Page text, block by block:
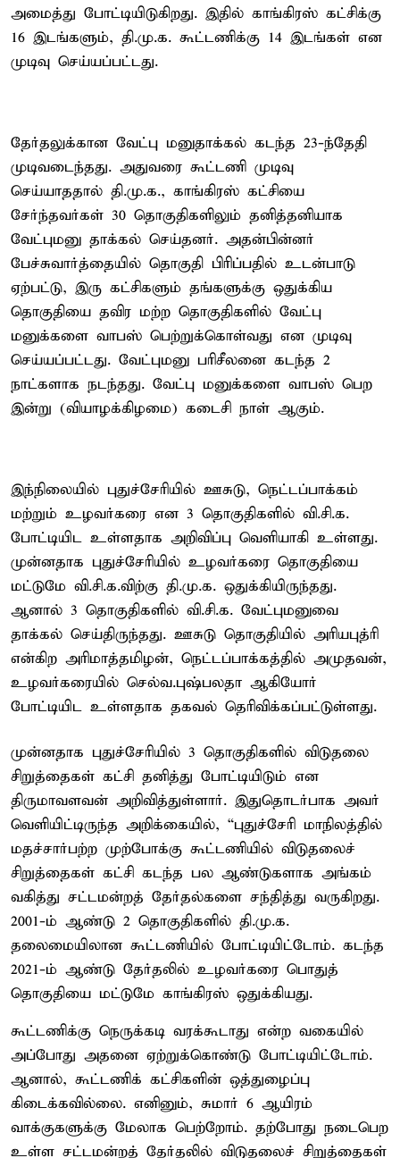
அமைத்து போட்டியிடுகிறது. இதில் காங்கிரஸ் கட்சிக்கு
16 இடங்களும், தி.மு.க. கூட்டணிக்கு 14 இடங்கள் என
முடிவு செய்யப்பட்டது.
தேர்தலுக்கான வேட்பு மனுதாக்கல் கடந்த 23-ந்தேதி
முடிவடைந்தது. அதுவரை கூட்டணி முடிவு
செய்யாததால் தி.மு.க., காங்கிரஸ் கட்சியை
சேர்ந்தவர்கள் 30 தொகுதிகளிலும் தனித்தனியாக
வேட்புமனு தாக்கல் செய்தனர். அதன்பின்னர்
பேச்சுவார்த்தையில் தொகுதி பிரிப்பதில் உடன்பாடு
ஏற்பட்டு, இரு கட்சிகளும் தங்களுக்கு ஒதுக்கிய
தொகுதியை தவிர மற்ற தொகுதிகளில் வேட்பு
மனுக்களை வாபஸ் பெற்றுக்கொள்வது என முடிவு
செய்யப்பட்டது. வேட்புமனு பரிசீலனை கடந்த 2
நாட்களாக நடந்தது. வேட்பு மனுக்களை வாபஸ் பெற
இன்று (வியாழக்கிழமை) கடைசி நாள் ஆகும்.
இந்நிலையில் புதுச்சேரியில் ஊசுடு, நெட்டப்பாக்கம்
மற்றும் உழவர்கரை என 3 தொகுதிகளில் வி.சி.க.
போட்டியிட உள்ளதாக அறிவிப்பு வெளியாகி உள்ளது.
முன்னதாக புதுச்சேரியில் உழவர்கரை தொகுதியை
மட்டுமே வி.சி.க.விற்கு தி.மு.க. ஒதுக்கியிருந்தது.
ஆனால் 3 தொகுதிகளில் வி.சி.க. வேட்புமனுவை
தாக்கல் செய்திருந்தது. ஊசுடு தொகுதியில் அரியபுத்ரி
என்கிற அரிமாத்தமிழன், நெட்டப்பாக்கத்தில் அமுதவன்,
உழவர்கரையில் செல்வ.புஷ்பலதா ஆகியோர்
போட்டியிட உள்ளதாக தகவல் தெரிவிக்கப்பட்டுள்ளது.
முன்னதாக புதுச்சேரியில் 3 தொகுதிகளில் விடுதலை
சிறுத்தைகள் கட்சி தனித்து போட்டியிடும் என
திருமாவளவன் அறிவித்துள்ளார். இதுதொடர்பாக அவர்
வெளியிட்டிருந்த அறிக்கையில், “புதுச்சேரி மாநிலத்தில்
மதச்சார்பற்ற முற்போக்கு கூட்டணியில் விடுதலைச்
சிறுத்தைகள் கட்சி கடந்த பல ஆண்டுகளாக அங்கம்
வகித்து சட்டமன்றத் தேர்தல்களை சந்தித்து வருகிறது.
2001-ம் ஆண்டு 2 தொகுதிகளில் தி.மு.க.
தலைமையிலான கூட்டணியில் போட்டியிட்டோம். கடந்த
2021-ம் ஆண்டு தேர்தலில் உழவர்கரை பொதுத்
தொகுதியை மட்டுமே காங்கிரஸ் ஒதுக்கியது.
கூட்டணிக்கு நெருக்கடி வரக்கூடாது என்ற வகையில்
அப்போது அதனை ஏற்றுக்கொண்டு போட்டியிட்டோம்.
ஆனால், கூட்டணிக் கட்சிகளின் ஒத்துழைப்பு
கிடைக்கவில்லை. எனினும், சுமார் 6 ஆயிரம்
வாக்குகளுக்கு மேலாக பெற்றோம். தற்போது நடைபெற
உள்ள சட்டமன்றத் தேர்தலில் விடுதலைச் சிறுத்தைகள்